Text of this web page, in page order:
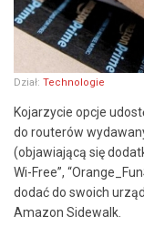
Dział: Technologie
Kojarzycie opcje
do routerów
(objawiającą się
Wi-Free”,
dodać do swoich
Amazon Sidewalk.